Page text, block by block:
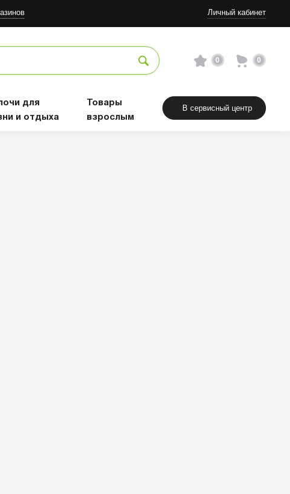
Личный кабинет
0 0
для
и отдыха
Товары
взрослым
В сервисный центр